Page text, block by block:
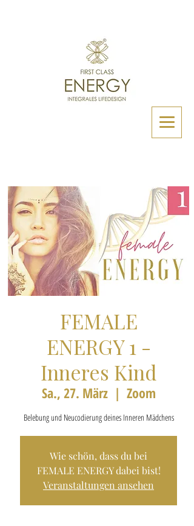
FEMALE
ENERGY 1 -
Inneres Kind
Sa., 27. März
  |
Zoom
Belebung und Neucodierung deines Inneren Mädchens
Wie schön, dass du bei
FEMALE ENERGY dabei bist!
Veranstaltungen ansehen